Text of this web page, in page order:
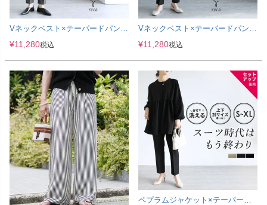
Vネックベスト×テーパードパンツ
宅配便発送
¥11,280税込
Vネックベスト×テーパードパンツ
0617-s1) 宅配便発送
¥11,280税込
ペプラムジャケット×テーパード